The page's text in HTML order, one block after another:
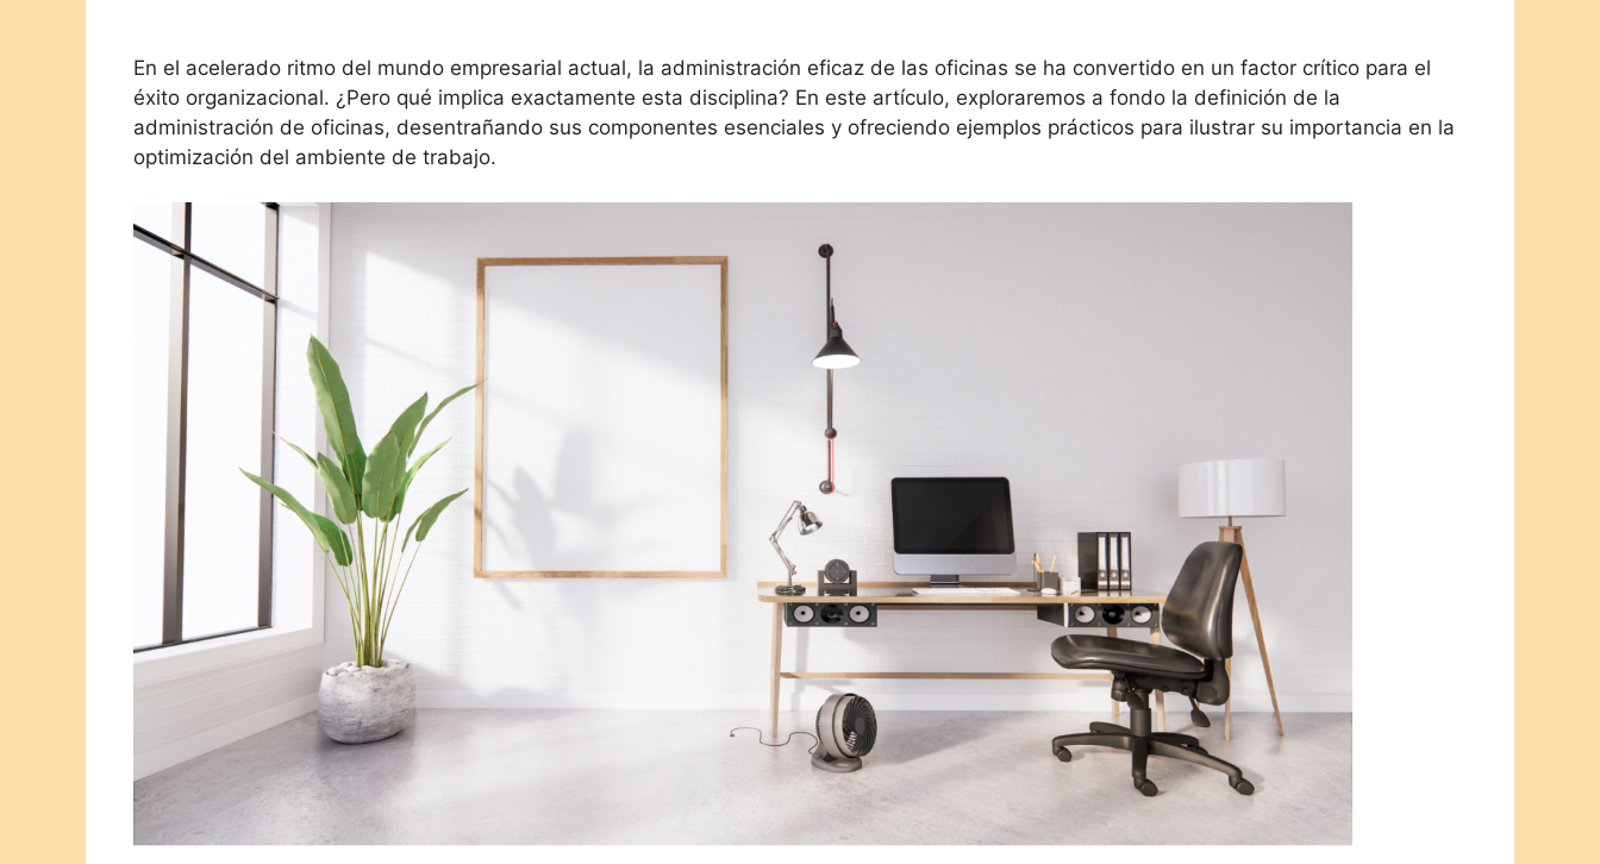
En el acelerado ritmo del mundo empresarial actual, la administración eficaz de las oficinas se ha convertido en un factor crítico para el
éxito organizacional. ¿Pero qué implica exactamente esta disciplina? En este artículo, exploraremos a fondo la definición de la
administración de oficinas, desentrañando sus componentes esenciales y ofreciendo ejemplos prácticos para ilustrar su importancia en la
optimización del ambiente de trabajo.